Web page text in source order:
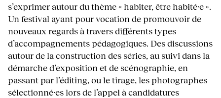
s’exprimer autour du thème « habiter, être habité·e ».
Un festival ayant pour vocation de promouvoir de
nouveaux regards à travers différents types
d’accompagnements pédagogiques. Des discussions
autour de la construction des séries, au suivi dans la
démarche d’exposition et de scénographie, en
passant par l’éditing, ou le tirage, les photographes
sélectionné·es lors de l’appel à candidatures